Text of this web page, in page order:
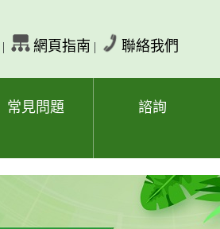
| 網頁指南 | 聯絡我們
常見問題 諮詢